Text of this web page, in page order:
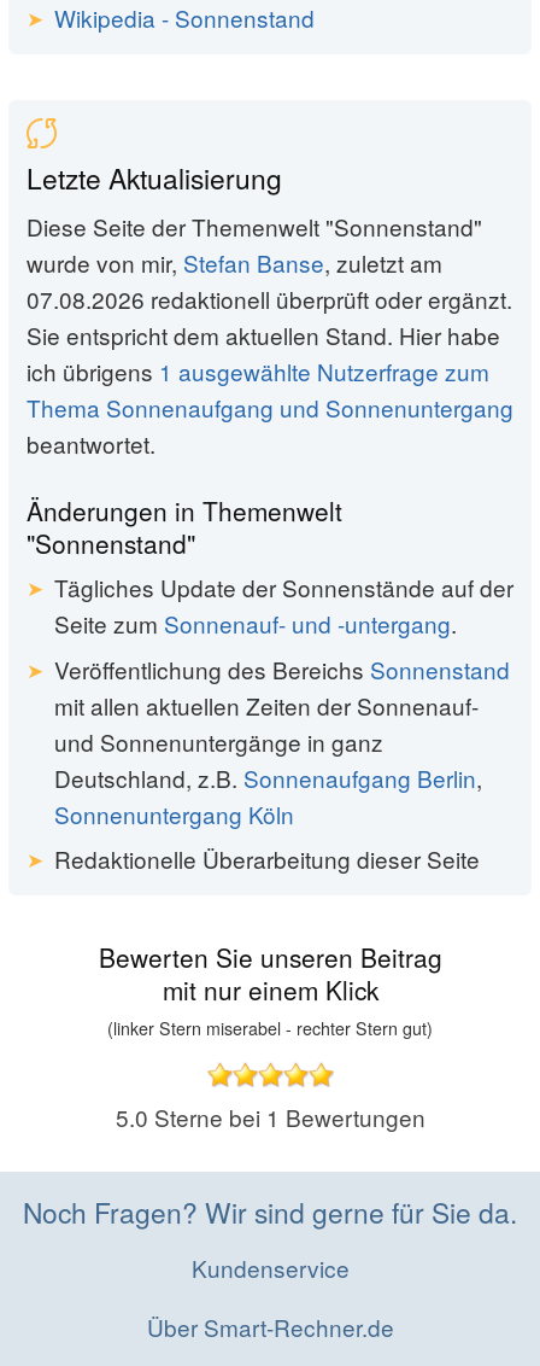
Wikipedia - Sonnenstand
Letzte Aktualisierung
Diese Seite der Themenwelt "Sonnenstand"
wurde von mir, Stefan Banse, zuletzt am
07.08.2026 redaktionell überprüft oder ergänzt.
Sie entspricht dem aktuellen Stand. Hier habe
ich übrigens 1 ausgewählte Nutzerfrage zum
Thema Sonnenaufgang und Sonnenuntergang
beantwortet.
Änderungen in Themenwelt
"Sonnenstand"
Tägliches Update der Sonnenstände auf der
Seite zum Sonnenauf- und -untergang.
Veröffentlichung des Bereichs Sonnenstand
mit allen aktuellen Zeiten der Sonnenauf-
und Sonnenuntergänge in ganz
Deutschland, z.B. Sonnenaufgang Berlin,
Sonnenuntergang Köln
Redaktionelle Überarbeitung dieser Seite
Bewerten Sie unseren Beitrag
mit nur einem Klick
(linker Stern miserabel - rechter Stern gut)
5.0 Sterne bei 1 Bewertungen
Noch Fragen? Wir sind gerne für Sie da.
Kundenservice
Über Smart-Rechner.de